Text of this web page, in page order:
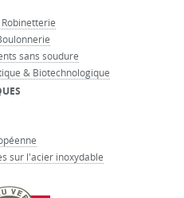
sans soudure
& Biotechnologique
sur l'acier inoxydable